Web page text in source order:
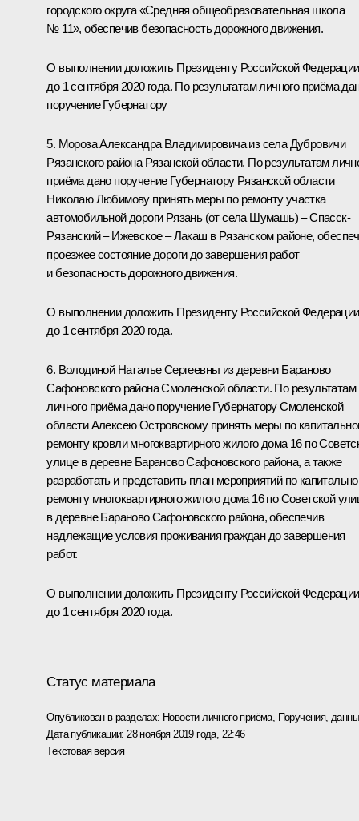
городского округа «Средняя общеобразовательная школа
№ 11», обеспечив безопасность дорожного движения.
О выполнении доложить Президенту Российской Федерации
до 1 сентября 2020 года. По результатам личного приёма
поручение Губернатору
5. Мороза Александра Владимировича из села Дубровичи
Рязанского района Рязанской области. По результатам
приёма дано поручение Губернатору Рязанской области
Николаю Любимову принять меры по ремонту участка
автомобильной дороги Рязань (от села Шумашь) – Спасск-
Рязанский – Ижевское – Лакаш в Рязанском районе,
проезжее состояние дороги до завершения работ
и безопасность дорожного движения.
О выполнении доложить Президенту Российской Федерации
до 1 сентября 2020 года.
6. Володиной Наталье Сергеевны из деревни Бараново
Сафоновского района Смоленской области. По результатам
личного приёма дано поручение Губернатору Смоленской
области Алексею Островскому принять меры по
ремонту кровли многоквартирного жилого дома 16 по
улице в деревне Бараново Сафоновского района, а также
разработать и представить план мероприятий по
ремонту многоквартирного жилого дома 16 по Советской
в деревне Бараново Сафоновского района, обеспечив
надлежащие условия проживания граждан до завершения
работ.
О выполнении доложить Президенту Российской Федерации
до 1 сентября 2020 года.
Статус материала
Опубликован в разделах: Новости личного приёма, Поручения,
Дата публикации: 28 ноября 2019 года, 22:46
Текстовая версия